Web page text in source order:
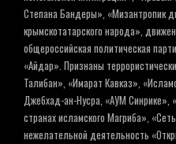
Степана Бандеры», «Мизантропик
крымскотатарского народа»,
общероссийская политическая
«Айдар». Признаны
Талибан», «Имарат Кавказ»,
Джебхад-ан-Нусра, «АУМ Синрике»,
странах исламского Магриба»,
нежелательной деятельность